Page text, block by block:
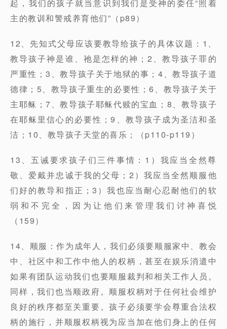
起，我们的孩子就当意识到我们是受神的委任“照着
主的教训和警戒养育他们”（p89）
12、先知式父母应该要教导给孩子的具体议题：1、
教导孩子神是谁、祂是怎样的神；2、教导孩子罪的
严重性；3、教导孩子关于地狱的事；4、教导孩子道
德律；5、教导孩子重生的必要性；6、教导孩子关于
主耶稣；7、教导孩子耶稣代赎的宝血；8、教导孩子
在耶稣里信心的必要性；9、教导孩子成为圣洁和圣
洁；10、教导孩子天堂的喜乐；（p110-p119）
13、五诫要求孩子们三件事情：1）我应当全然尊
敬、爱戴并忠诚于我的父母；2）我应当全然顺服他
们好的教导和指正；3）我也应当耐心忍耐他们的软
弱和不完全，因为让他们来管理我们讨神喜悦
（159）
14、顺服：作为成年人，我们必须要顺服家中、教会
中、社区中和工作中他人的权柄，甚至在娱乐消遣中
如果有团队运动我们也要顺服裁判和相关工作人员。
同样，我们也当顺政府。顺服权柄对于任何社会维护
良好的秩序都至关重要。孩子必须要学会尊重合法权
柄的施行，并顺服权柄视为应当加在他们身上的任何